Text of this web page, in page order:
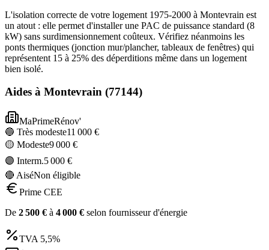
L'isolation correcte de votre logement 1975-2000 à Montevrain est
un atout : elle permet d'installer une PAC de puissance standard (8
kW) sans surdimensionnement coûteux. Vérifiez néanmoins les
ponts thermiques (jonction mur/plancher, tableaux de fenêtres) qui
représentent 15 à 25% des déperditions même dans un logement
bien isolé.
Aides à Montevrain (77144)
MaPrimeRénov'
🔵 Très modeste11 000 €
🟡 Modeste9 000 €
🟣 Interm.5 000 €
🔴 AiséNon éligible
Prime CEE
De 2 500 € à 4 000 € selon fournisseur d'énergie
TVA 5,5%